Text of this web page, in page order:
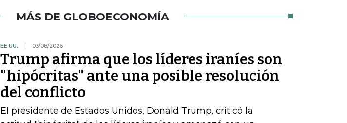
MÁS DE GLOBOECONOMÍA
EE.UU. 03/08/2026
Trump afirma que los líderes iraníes son
"hipócritas" ante una posible resolución
del conflicto
El presidente de Estados Unidos, Donald Trump, criticó la